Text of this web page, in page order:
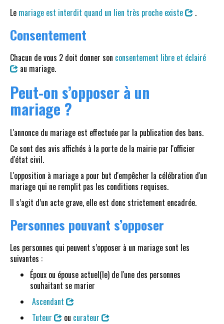
Le mariage est interdit quand un lien très proche existe .
Consentement
Chacun de vous 2 doit donner son consentement libre et éclairé
au mariage.
Peut-on s’opposer à un
mariage ?
L'annonce du mariage est effectuée par la publication des bans.
Ce sont des avis affichés à la porte de la mairie par l'officier
d'état civil.
L'opposition à mariage a pour but d'empêcher la célébration d'un
mariage qui ne remplit pas les conditions requises.
Il s’agit d’un acte grave, elle est donc strictement encadrée.
Personnes pouvant s’opposer
Les personnes qui peuvent s’opposer à un mariage sont les
suivantes :
Époux ou épouse actuel(le) de l'une des personnes
souhaitant se marier
Ascendant
Tuteur
ou curateur